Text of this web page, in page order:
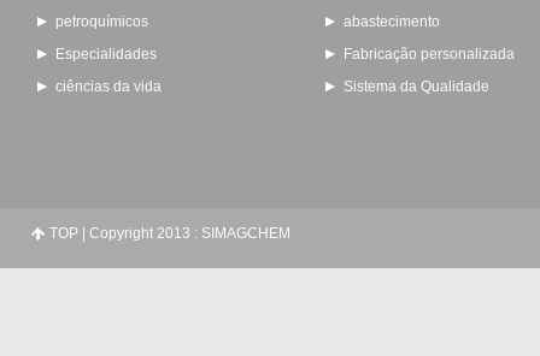
petroquímicos
Especialidades
ciências da vida
abastecimento
Fabricação personalizada
Sistema da Qualidade
TOP| Copyright 2013 : SIMAGCHEM